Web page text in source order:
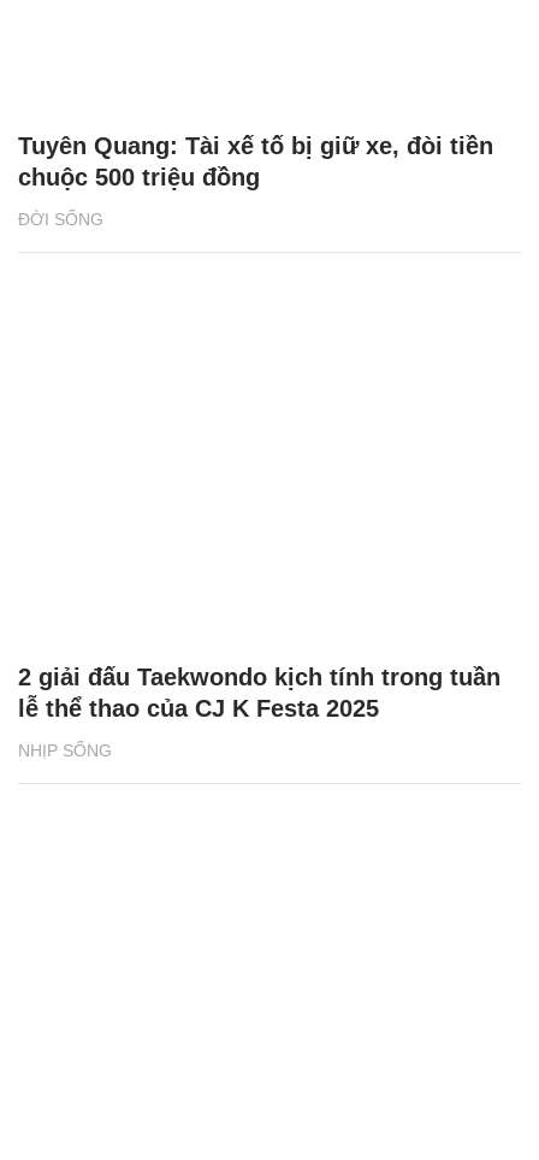
ĐỜI SỐNG
Tuyên Quang: Tài xế tố bị giữ xe, đòi tiền
chuộc 500 triệu đồng
NHỊP SỐNG
2 giải đấu Taekwondo kịch tính trong tuần
lễ thể thao của CJ K Festa 2025